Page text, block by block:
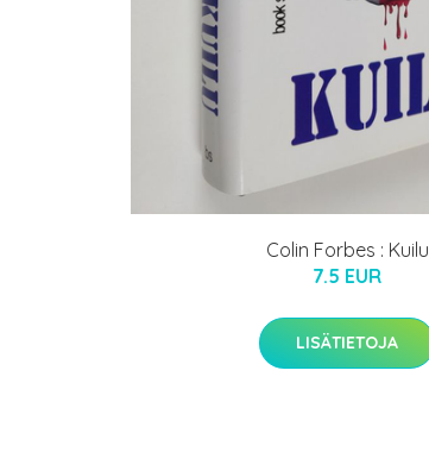
Colin Forbes : Kuilu
7.5 EUR
LISÄTIETOJA